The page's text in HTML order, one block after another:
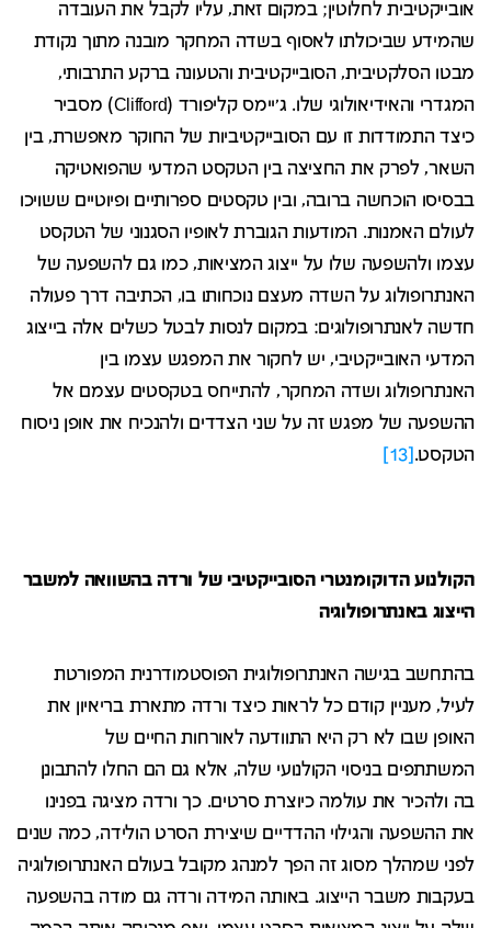
אובייקטיבית לחלוטין; במקום זאת, עליו לקבל את העובדה
שהמידע שביכולתו לאסוף בשדה המחקר מובנה מתוך נקודת
מבטו הסלקטיבית, הסובייקטיבית והטעונה ברקע התרבותי,
המגדרי והאידיאולוגי שלו. ג'יימס קליפורד (Clifford) מסביר
כיצד התמודדות זו עם הסובייקטיביות של החוקר מאפשרת, בין
השאר, לפרק את החציצה בין הטקסט המדעי שהפואטיקה
בבסיסו הוכחשה ברובה, ובין טקסטים ספרותיים ופיוטיים ששויכו
לעולם האמנות. המודעות הגוברת לאופיו הסגנוני של הטקסט
עצמו ולהשפעה שלו על ייצוג המציאות, כמו גם להשפעה של
האנתרופולוג על השדה מעצם נוכחותו בו, הכתיבה דרך פעולה
חדשה לאנתרופולוגים: במקום לנסות לבטל כשלים אלה בייצוג
המדעי האובייקטיבי, יש לחקור את המפגש עצמו בין
האנתרופולוג ושדה המחקר, להתייחס בטקסטים עצמם אל
ההשפעה של מפגש זה על שני הצדדים ולהנכיח את אופן ניסוח
הטקסט.
הקולנוע הדוקומנטרי הסובייקטיבי של ורדה בהשוואה למשבר
הייצוג באנתרופולוגיה
בהתחשב בגישה האנתרופולוגית הפוסטמודרנית המפורטת
לעיל, מעניין קודם כל לראות כיצד ורדה מתארת בריאיון את
האופן שבו לא רק היא התוודעה לאורחות החיים של
המשתתפים בניסוי הקולנועי שלה, אלא גם הם החלו להתבונן
בה ולהכיר את עולמה כיוצרת סרטים. כך ורדה מציגה בפנינו
את ההשפעה והגילוי ההדדיים שיצירת הסרט הולידה, כמה שנים
לפני שמהלך מסוג זה הפך למנהג מקובל בעולם האנתרופולוגיה
בעקבות משבר הייצוג. באותה המידה ורדה גם מודה בהשפעה